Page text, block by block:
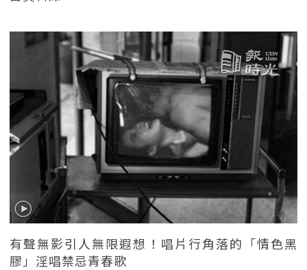
有聲無影引人無限遐想！唱片行角落的「情色黑
膠」淫唱禁忌青春歌